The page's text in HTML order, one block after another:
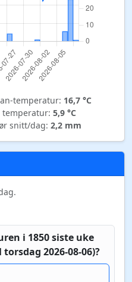
temperatur: 16,7 °C
temperatur: 5,9 °C
snitt/dag: 2,2 mm
i 1850 siste uke
2026-08-06)?